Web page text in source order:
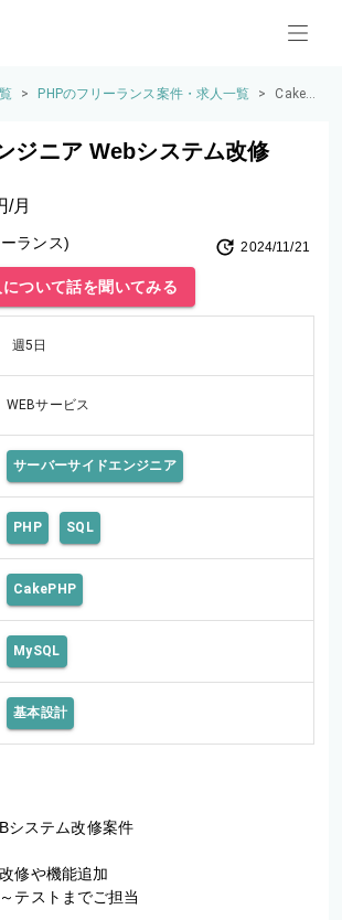
> PHPのフリーランス案件・求人一覧 >
CakeP
ジニア Webシステム改修
/月
ランス) 2024/11/21
ついて話を聞いてみる
週5日
WEBサービス
サーバーサイドエンジニア
PHP SQL
CakePHP
MySQL
基本設計
システム改修案件
修や機能追加
テストまでご担当